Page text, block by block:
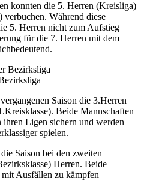
konnten die 5. Herren (Kreisliga)
Während diese
5. Herren nicht zum Aufstieg
für die 7. Herren mit dem
Saison die 3.Herren
Beide Mannschaften
Ligen sichern und werden
spielen.
Saison bei den zweiten
Herren. Beide
Ausfällen zu kämpfen –